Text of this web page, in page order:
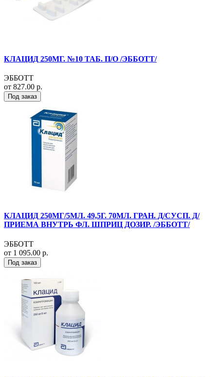
КЛАЦИД 250МГ. №10 ТАБ. П/О /ЭББОТТ/
ЭББОТТ
от 827.00 р.
Под заказ
КЛАЦИД 250МГ/5МЛ. 49,5Г. 70МЛ. ГРАН. Д/СУСП. Д/
ПРИЕМА ВНУТРЬ ФЛ. ШПРИЦ ДОЗИР. /ЭББОТТ/
ЭББОТТ
от 1 095.00 р.
Под заказ